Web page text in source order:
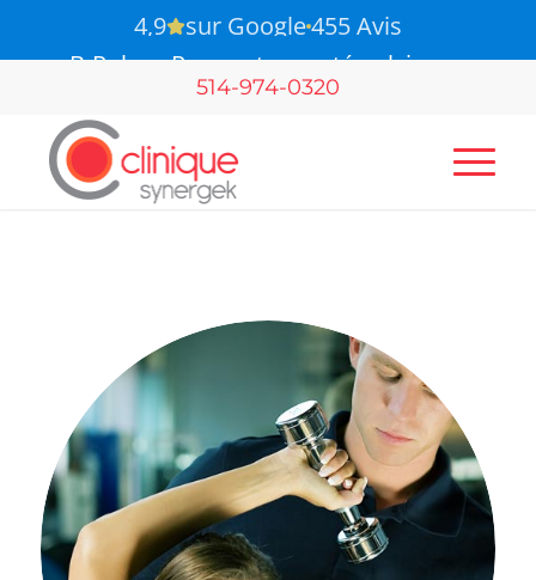
B-Pulse - Pour votre santé pelvienne
514-974-0320